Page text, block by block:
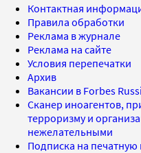
Контактная
Правила обработки
Реклама в журнале
Реклама на сайте
Условия перепечатки
Архив
Вакансии в Forbes
Сканер иноагентов,
терроризму и
нежелательными
Подписка на